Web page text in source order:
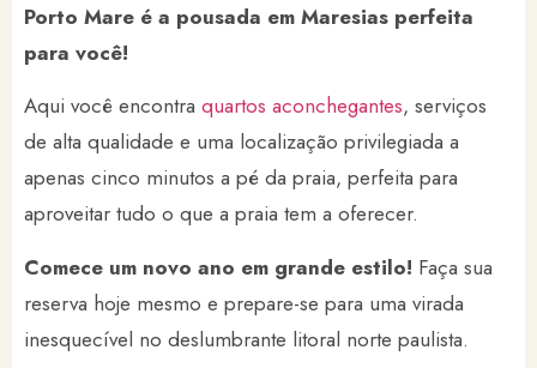
Porto Mare é a pousada em Maresias perfeita
para você!
Aqui você encontra quartos aconchegantes, serviços
de alta qualidade e uma localização privilegiada a
apenas cinco minutos a pé da praia, perfeita para
aproveitar tudo o que a praia tem a oferecer.
Comece um novo ano em grande estilo! Faça sua
reserva hoje mesmo e prepare-se para uma virada
inesquecível no deslumbrante litoral norte paulista.